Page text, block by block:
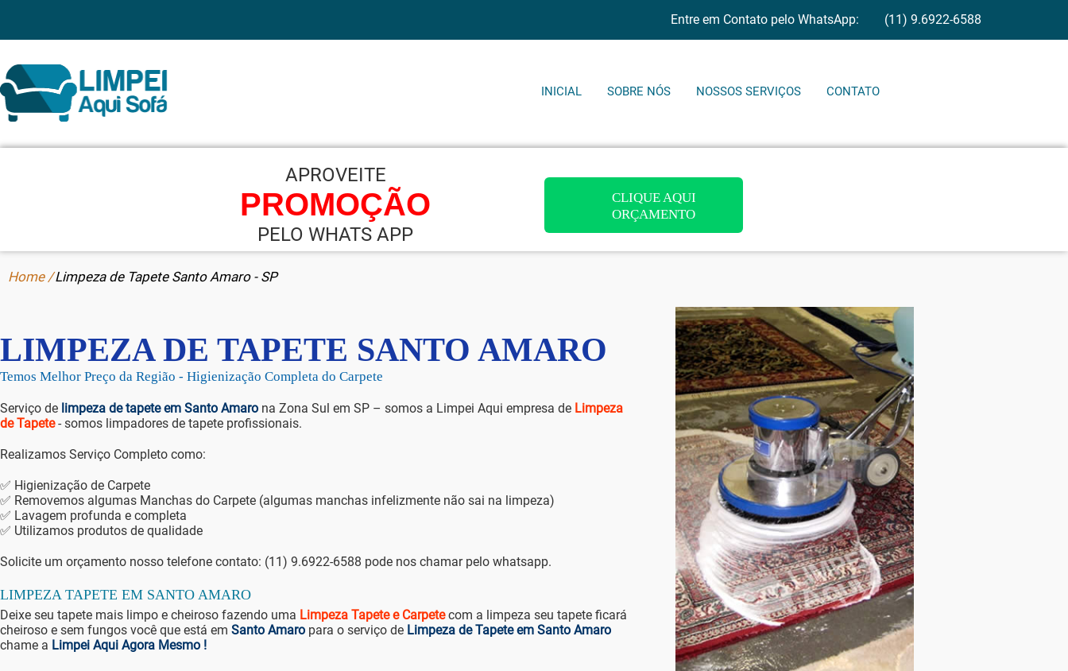
Entre em Contato pelo WhatsApp: (11) 9.6922-6588
INICIAL SOBRE NÓS NOSSOS SERVIÇOS CONTATO
APROVEITE
PROMOÇÃO
PELO WHATS APP
CLIQUE AQUI
ORÇAMENTO
Home /Limpeza de Tapete Santo Amaro - SP
LIMPEZA DE TAPETE SANTO
AMARO
Temos Melhor Preço da Região - Higienização Completa do Carpete
de Tapete- somos limpadores de tapete profissionais.
Realizamos Serviço Completo como:
✅ Higienização de Carpete
✅ Removemos algumas Manchas do Carpete (algumas manchas infelizmente não sai na limpeza)
✅ Utilizamos produtos de qualidade
Solicite um orçamento nosso telefone contato: (11) 9.6922-6588 pode nos chamar pelo whatsapp.
LIMPEZA TAPETE EM SANTO AMARO
Deixe seu tapete mais limpo e cheiroso fazendo uma